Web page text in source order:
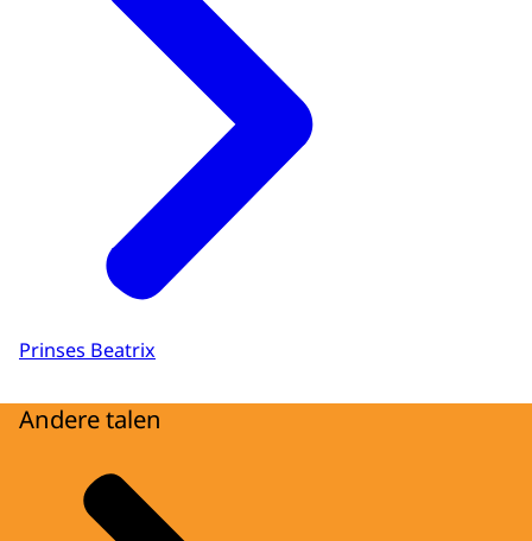
Prinses Beatrix
Andere talen